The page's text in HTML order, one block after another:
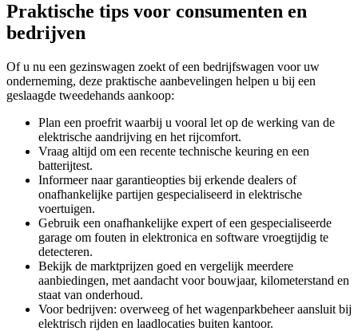
Praktische tips voor consumenten en
bedrijven
Of u nu een gezinswagen zoekt of een bedrijfswagen voor uw
onderneming, deze praktische aanbevelingen helpen u bij een
geslaagde tweedehands aankoop:
Plan een proefrit waarbij u vooral let op de werking van de
elektrische aandrijving en het rijcomfort.
Vraag altijd om een recente technische keuring en een
batterijtest.
Informeer naar garantieopties bij erkende dealers of
onafhankelijke partijen gespecialiseerd in elektrische
voertuigen.
Gebruik een onafhankelijke expert of een gespecialiseerde
garage om fouten in elektronica en software vroegtijdig te
detecteren.
Bekijk de marktprijzen goed en vergelijk meerdere
aanbiedingen, met aandacht voor bouwjaar, kilometerstand en
staat van onderhoud.
Voor bedrijven: overweeg of het wagenparkbeheer aansluit bij
elektrisch rijden en laadlocaties buiten kantoor.